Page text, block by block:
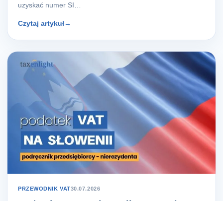
uzyskać numer SI…
Czytaj artykuł→
PRZEWODNIK VAT30.07.2026